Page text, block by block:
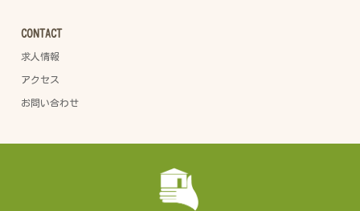
CONTACT
求人情報
アクセス
お問い合わせ